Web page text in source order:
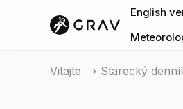
English
Vitajte Starecký